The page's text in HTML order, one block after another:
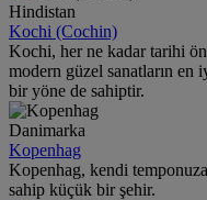
Hindistan
Kochi (Cochin)
Kochi, her ne kadar tarihi
modern güzel sanatların en
bir yöne de sahiptir.
Danimarka
Kopenhag
Kopenhag, kendi
sahip küçük bir şehir.